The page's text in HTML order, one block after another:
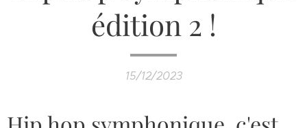
édition 2 !
15/12/2023